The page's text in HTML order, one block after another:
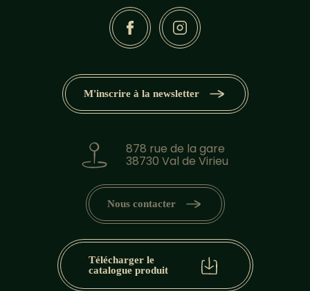
878 rue de la gare
38730 Val de Virieu
Nous contacter
M'inscrire à la newsletter
Télécharger le
catalogue produit